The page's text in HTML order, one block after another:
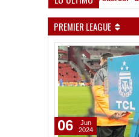
PREMIER LEAGUE
06
Jun
2024